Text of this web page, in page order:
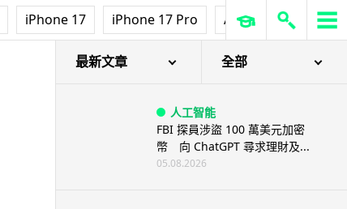
iPhone 17 iPhone 17 Pro AirPods Pro 3
最新文章 全部
人工智能
FBI 探員涉盜 100 萬美元加密
幣 向 ChatGPT 尋求理財及...
05.08.2026